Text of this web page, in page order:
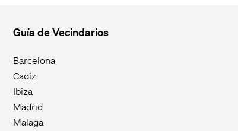
Guía de Vecindarios
Barcelona
Cadiz
Ibiza
Madrid
Malaga